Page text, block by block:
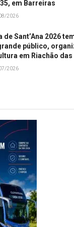
em Barreiras
2026
de Sant’Ana 2026
público,
em Riachão das
2026